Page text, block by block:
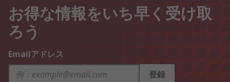
お得な情報をいち早く受け取
ろう
Emailアドレス
登録